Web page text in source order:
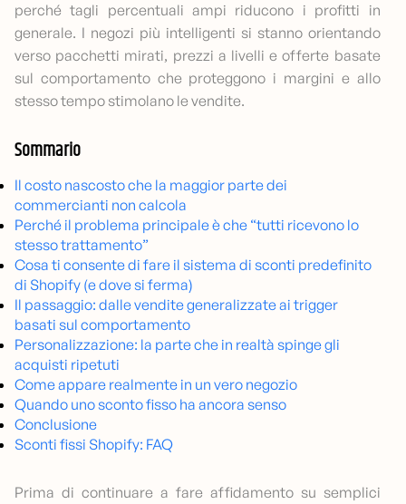
perché tagli percentuali ampi riducono i profitti in
generale. I negozi più intelligenti si stanno orientando
verso pacchetti mirati, prezzi a livelli e offerte basate
sul comportamento che proteggono i margini e allo
stesso tempo stimolano le vendite.
Sommario
Il costo nascosto che la maggior parte dei
commercianti non calcola
Perché il problema principale è che “tutti ricevono lo
stesso trattamento”
Cosa ti consente di fare il sistema di sconti predefinito
di Shopify (e dove si ferma)
Il passaggio: dalle vendite generalizzate ai trigger
basati sul comportamento
Personalizzazione: la parte che in realtà spinge gli
acquisti ripetuti
Come appare realmente in un vero negozio
Quando uno sconto fisso ha ancora senso
Conclusione
Sconti fissi Shopify: FAQ
Prima di continuare a fare affidamento su semplici